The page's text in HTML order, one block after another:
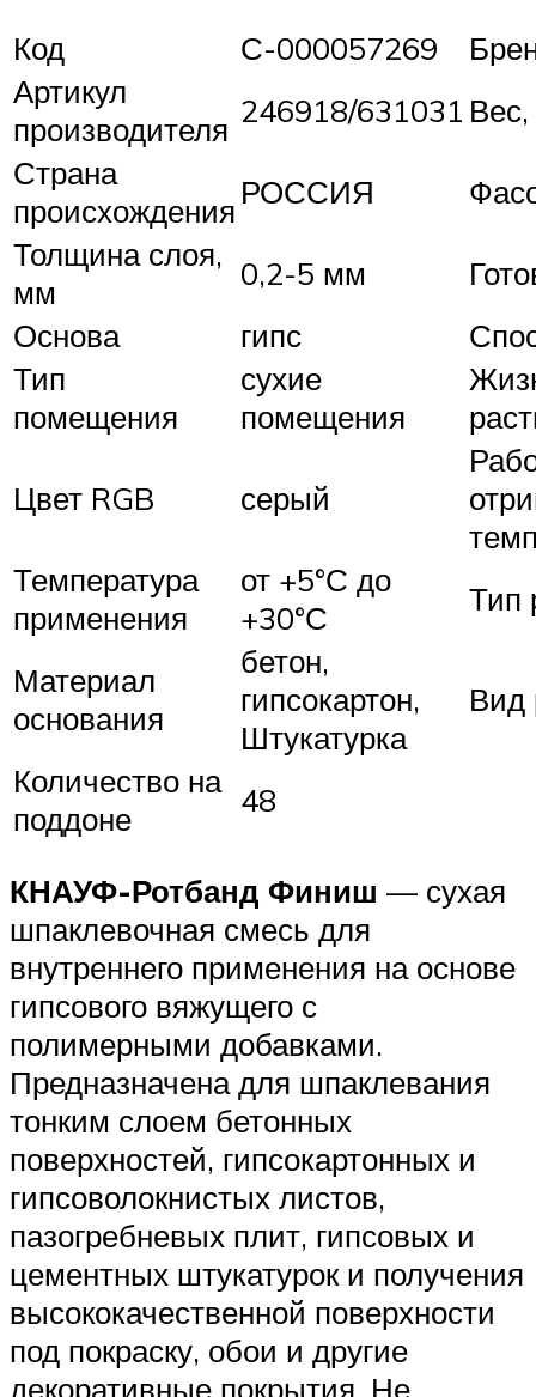
Код
С-000057269
Артикул
производителя 246918/631031 Вес,
Страна
происхождения РОССИЯ
Толщина слоя,
мм
0,2-5 мм
Основа
гипс
Тип
помещения
сухие
помещения
Цвет RGB серый
Температура
применения
от +5°С до
+30°С
Тип
Материал
основания
бетон,
гипсокартон,
Штукатурка
Вид
Количество на
поддоне
48
КНАУФ-Ротбанд Финиш — сухая
шпаклевочная смесь для
внутреннего применения на основе
гипсового вяжущего с
полимерными добавками.
Предназначена для шпаклевания
тонким слоем бетонных
поверхностей, гипсокартонных и
гипсоволокнистых листов,
пазогребневых плит, гипсовых и
цементных штукатурок и получения
высококачественной поверхности
под покраску, обои и другие
декоративные покрытия. Не